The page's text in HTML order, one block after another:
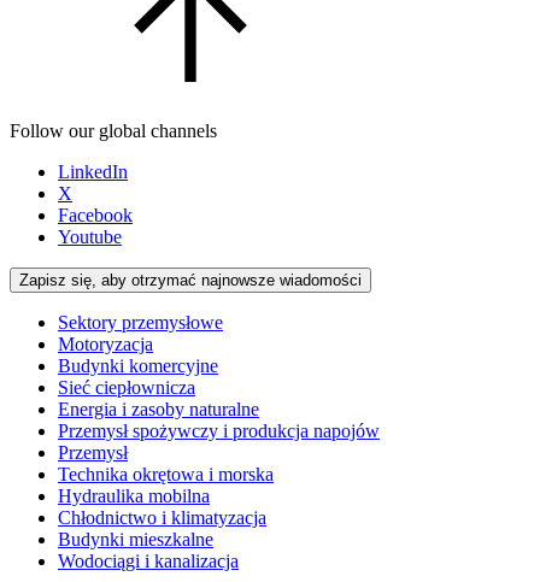
Follow our global channels
LinkedIn
X
Facebook
Youtube
Zapisz się, aby otrzymać najnowsze wiadomości
Sektory przemysłowe
Motoryzacja
Budynki komercyjne
Sieć ciepłownicza
Energia i zasoby naturalne
Przemysł spożywczy i produkcja napojów
Przemysł
Technika okrętowa i morska
Hydraulika mobilna
Chłodnictwo i klimatyzacja
Budynki mieszkalne
Wodociągi i kanalizacja